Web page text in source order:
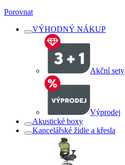
Porovnat
VÝHODNÝ NÁKUP
Akční sety
Výprodej
Akustické boxy
Kancelářské židle a křesla